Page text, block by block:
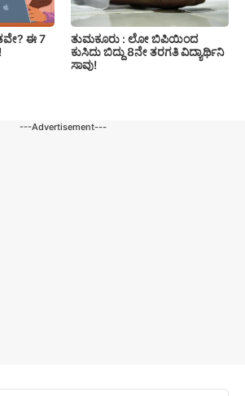
ಈ 7
ತುಮಕೂರು : ಲೋ ಬಿಪಿಯಿಂದ
ಕುಸಿದು ಬಿದ್ದು 8ನೇ ತರಗತಿ ವಿದ್ಯಾರ್ಥಿನಿ
ಸಾವು!
---Advertisement---